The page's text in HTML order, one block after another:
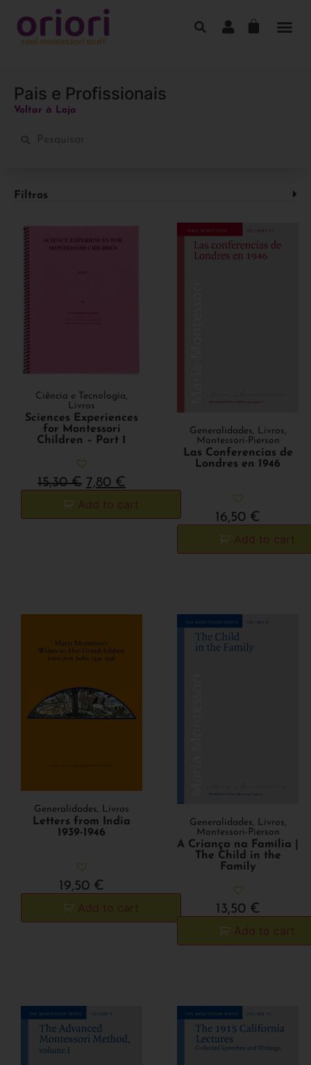
Pais e Profissionais
Voltar à Loja
Filtros
Ciência e Tecnologia,
Livros
Sciences Experiences
for Montessori
Children – Part 1
15,30€ 7,80 €
Add to cart
Generalidades, Livros,
Montessori-Pierson
Las Conferencias de
Londres en 1946
16,50 €
Add to cart
Generalidades, Livros
Letters from India
1939-1946
19,50 €
Add to cart
Generalidades, Livros,
Montessori-Pierson
A Criança na Família |
The Child in the
Family
13,50 €
Add to cart